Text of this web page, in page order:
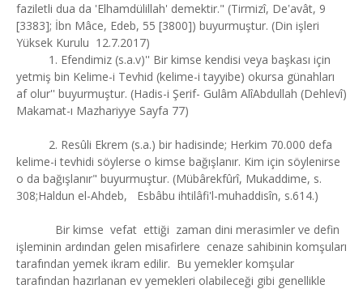
faziletli dua da 'Elhamdülillah' demektir." (Tirmizî, Deʽavât, 9
[3383]; İbn Mâce, Edeb, 55 [3800]) buyurmuştur. (Din işleri
Yüksek Kurulu 12.7.2017)
1. Efendimiz (s.a.v)'' Bir kimse kendisi veya başkası için
yetmiş bin Kelime-i Tevhid (kelime-i tayyibe) okursa günahları
af olur'' buyurmuştur. (Hadis-i Şerif- Gulâm AlîAbdullah (Dehlevî)
Makamat-ı Mazhariyye Sayfa 77)
2. Resûli Ekrem (s.a.) bir hadisinde; Herkim 70.000 defa
kelime-i tevhidi söylerse o kimse bağışlanır. Kim için söylenirse
o da bağışlanır" buyurmuştur. (Mübârekfûrî, Mukaddime, s.
308;Haldun el-Ahdeb, Esbâbu ihtilâfi'l-muhaddisîn, s.614.)
Bir kimse vefat ettiği zaman dini merasimler ve defin
işleminin ardından gelen misafirlere cenaze sahibinin komşuları
tarafından yemek ikram edilir. Bu yemekler komşular
tarafından hazırlanan ev yemekleri olabileceği gibi genellikle